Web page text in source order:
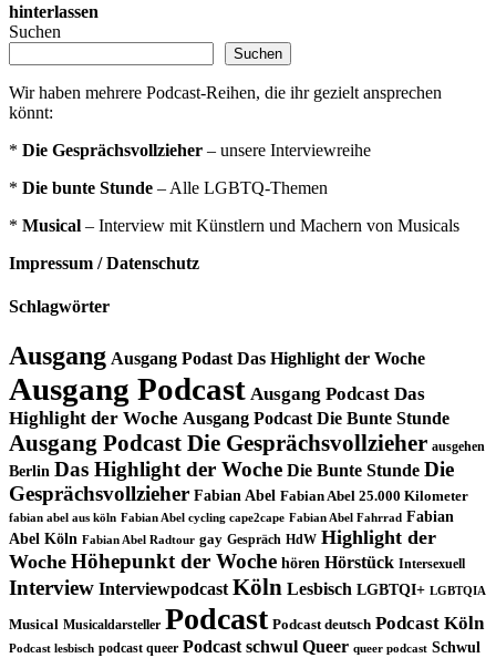
hinterlassen
Suchen
Suchen
Wir haben mehrere Podcast-Reihen, die ihr gezielt ansprechen
könnt:
* Die Gesprächsvollzieher – unsere Interviewreihe
* Die bunte Stunde – Alle LGBTQ-Themen
* Musical – Interview mit Künstlern und Machern von Musicals
Impressum / Datenschutz
Schlagwörter
Ausgang Ausgang Podast Das Highlight der Woche
Ausgang Podcast Ausgang Podcast Das
Highlight der Woche Ausgang Podcast Die Bunte Stunde
Ausgang Podcast Die Gesprächsvollzieher ausgehen
Berlin Das Highlight der Woche Die Bunte Stunde Die
Gesprächsvollzieher Fabian Abel Fabian Abel 25.000 Kilometer
fabian abel aus köln Fabian Abel cycling cape2cape Fabian Abel Fahrrad Fabian
Abel Köln Fabian Abel Radtour gay Gespräch HdW Highlight der
Woche Höhepunkt der Woche hören Hörstück Intersexuell
Interview Interviewpodcast Köln Lesbisch LGBTQI+ LGBTQIA
Musical Musicaldarsteller Podcast Podcast deutsch Podcast Köln
Podcast lesbisch podcast queer Podcast schwul Queer queer podcast Schwul